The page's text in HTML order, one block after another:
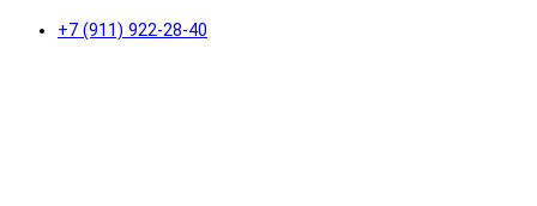
+7 (911) 922-28-40